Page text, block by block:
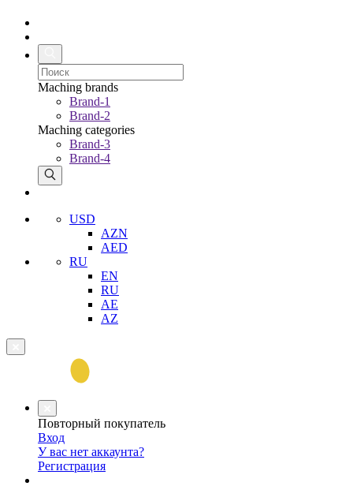
Maching brands
Brand-1
Brand-2
Maching categories
Brand-3
Brand-4
USD
AZN
AED
RU
EN
RU
AE
AZ
Повторный покупатель
Вход
У вас нет аккаунта?
Регистрация